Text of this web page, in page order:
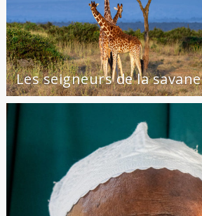
Les seigneurs de la savane